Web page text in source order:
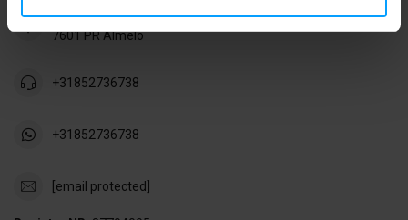
Einsteinstraat 6
7601 PR Almelo
+31852736738
+31852736738
[email protected]